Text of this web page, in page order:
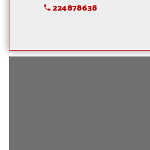
224878638